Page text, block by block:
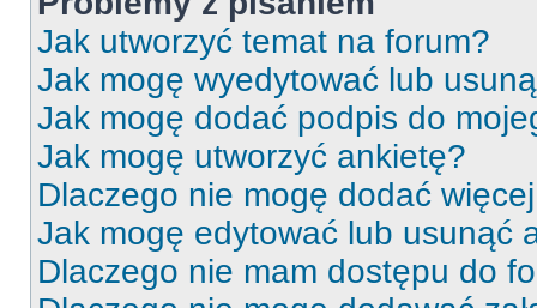
Jak utworzyć temat na forum?
Jak mogę wyedytować lub
Jak mogę dodać podpis do
Jak mogę utworzyć ankietę?
Dlaczego nie mogę dodać
Jak mogę edytować lub usunąć
Dlaczego nie mam dostępu do